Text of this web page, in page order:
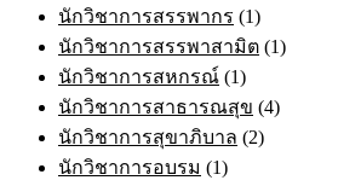
นักวิชาการสรรพากร (1)
นักวิชาการสรรพาสามิต (1)
นักวิชาการสหกรณ์ (1)
นักวิชาการสาธารณสุข (4)
นักวิชาการสุขาภิบาล (2)
นักวิชาการอบรม (1)